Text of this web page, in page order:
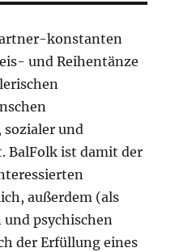
konstanten
und Reihentänze
und
BalFolk ist damit der
außerdem (als
und psychischen
der Erfüllung eines